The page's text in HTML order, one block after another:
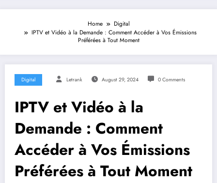
Home
Digital
IPTV et Vidéo à la Demande : Comment Accéder à Vos Émissions
Préférées à Tout Moment
Digital Letrank August 29, 2024 0 Comments
IPTV et Vidéo à la
Demande : Comment
Accéder à Vos Émissions
Préférées à Tout Moment